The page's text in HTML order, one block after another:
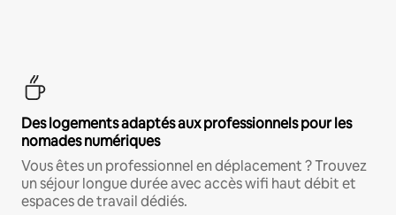
Des logements adaptés aux professionnels pour les
nomades numériques
Vous êtes un professionnel en déplacement ? Trouvez
un séjour longue durée avec accès wifi haut débit et
espaces de travail dédiés.